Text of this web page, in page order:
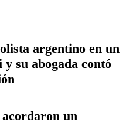
argentino en un
su abogada contó
un